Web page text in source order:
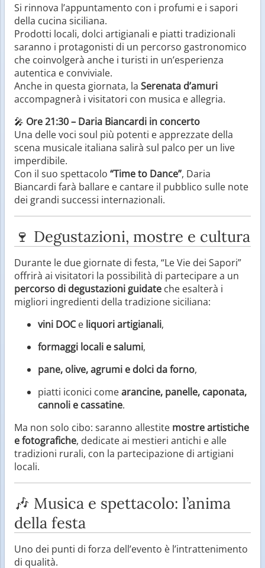
Si rinnova l’appuntamento con i profumi e i sapori
della cucina siciliana.
Prodotti locali, dolci artigianali e piatti tradizionali
saranno i protagonisti di un percorso gastronomico
che coinvolgerà anche i turisti in un’esperienza
autentica e conviviale.
Anche in questa giornata, la Serenata d’amuri
accompagnerà i visitatori con musica e allegria.
🎤 Ore 21:30 – Daria Biancardi in concerto
Una delle voci soul più potenti e apprezzate della
scena musicale italiana salirà sul palco per un live
imperdibile.
Con il suo spettacolo “Time to Dance”, Daria
Biancardi farà ballare e cantare il pubblico sulle note
dei grandi successi internazionali.
🍷 Degustazioni, mostre e cultura
Durante le due giornate di festa, “Le Vie dei Sapori”
offrirà ai visitatori la possibilità di partecipare a un
percorso di degustazioni guidate che esalterà i
migliori ingredienti della tradizione siciliana:
vini DOCe liquori artigianali,
formaggi locali e salumi,
pane, olive, agrumi e dolci da forno,
piatti iconici comearancine, panelle, caponata,
cannoli e cassatine.
Ma non solo cibo: saranno allestite mostre artistiche
e fotografiche, dedicate ai mestieri antichi e alle
tradizioni rurali, con la partecipazione di artigiani
locali.
🎶 Musica e spettacolo: l’anima
della festa
Uno dei punti di forza dell’evento è l’intrattenimento
di qualità.